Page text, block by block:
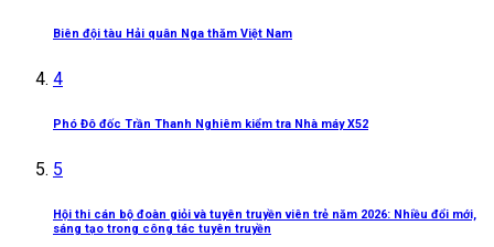
Biên đội tàu Hải quân Nga thăm Việt Nam
4
Phó Đô đốc Trần Thanh Nghiêm kiểm tra Nhà máy X52
5
Hội thi cán bộ đoàn giỏi và tuyên truyền viên trẻ năm 2026: Nhiều đổi mới,
sáng tạo trong công tác tuyên truyền